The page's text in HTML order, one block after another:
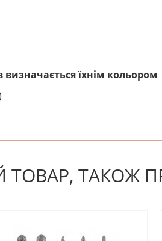
визначається їхнім кольором
Будьте першим, хто напише
ТОВАР, ТАКОЖ